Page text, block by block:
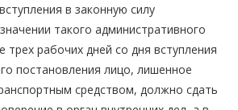
в законную силу
такого административного
трех рабочих дней со дня вступления
постановления лицо, лишенное
средством, должно сдать